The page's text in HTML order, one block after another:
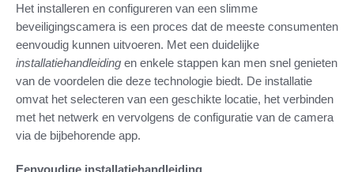
Het installeren en configureren van een slimme
beveiligingscamera is een proces dat de meeste consumenten
eenvoudig kunnen uitvoeren. Met een duidelijke
installatiehandleiding en enkele stappen kan men snel genieten
van de voordelen die deze technologie biedt. De installatie
omvat het selecteren van een geschikte locatie, het verbinden
met het netwerk en vervolgens de configuratie van de camera
via de bijbehorende app.
Eenvoudige installatiehandleiding